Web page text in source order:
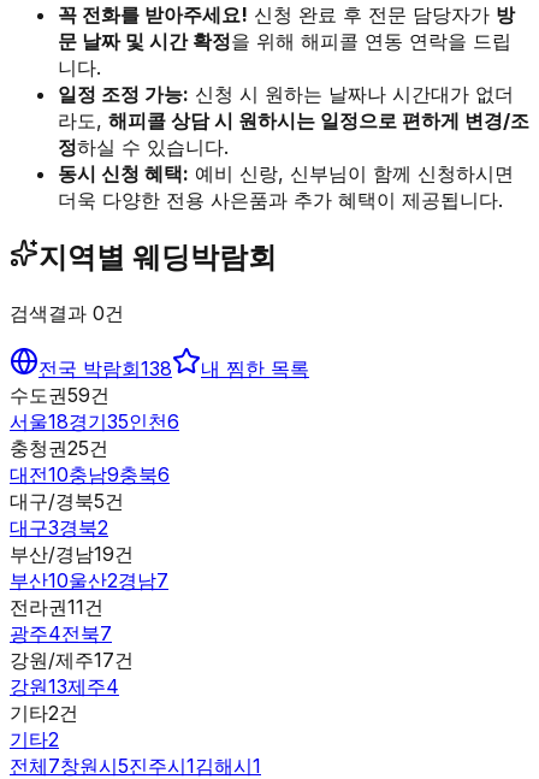
꼭 전화를 받아주세요! 신청 완료 후 전문 담당자가 방
문 날짜 및 시간 확정을 위해 해피콜 연동 연락을 드립
니다.
일정 조정 가능: 신청 시 원하는 날짜나 시간대가 없더
라도, 해피콜 상담 시 원하시는 일정으로 편하게 변경/조
정하실 수 있습니다.
동시 신청 혜택: 예비 신랑, 신부님이 함께 신청하시면
더욱 다양한 전용 사은품과 추가 혜택이 제공됩니다.
지역별 웨딩박람회
검색결과 0건
전국 박람회138
내 찜한 목록
수도권59건
서울18경기35인천6
충청권25건
대전10충남9충북6
대구/경북5건
대구3경북2
부산/경남19건
부산10울산2경남7
전라권11건
광주4전북7
강원/제주17건
강원13제주4
기타2건
기타2
전체7창원시5진주시1김해시1